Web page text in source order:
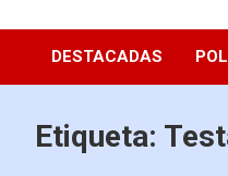
Diario La
DESTACADAS
Etiqueta: